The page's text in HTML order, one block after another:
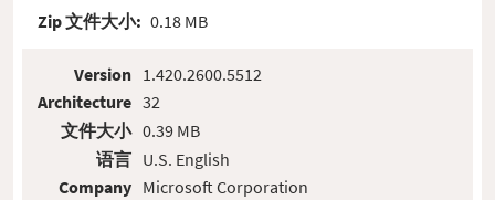
Zip 文件大小: 0.18 MB
Version
Architecture
文件大小
语言
Company
1.420.2600.5512
32
0.39 MB
U.S. English
Microsoft Corporation